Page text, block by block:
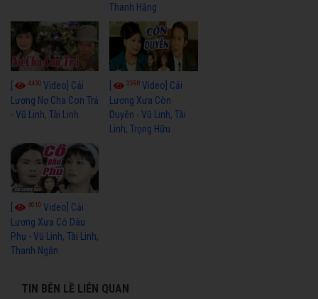
Thanh Hằng
4430 Video] Cải
Lương Nợ Cha Con Trả
- Vũ Linh, Tài Linh
3598Video] Cải
Lương Xưa Còn
Duyên - Vũ Linh, Tài
Linh, Trọng Hữu
[ 4010 Video] Cải
Lương Xưa Cô Dâu
Phụ - Vũ Linh, Tài Linh,
Thanh Ngân
TIN BÊN LỀ LIÊN QUAN